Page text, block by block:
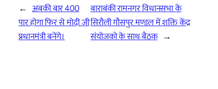
← अबकी बार 400
पार होगा फिर से मोदी जी
प्रधानमंत्री बनेंगे।
बाराबंकी रामनगर विधानसभा के
सिरौली गौसपुर मण्डल में शक्ति केंद्र
संयोजको के साथ बैठक →